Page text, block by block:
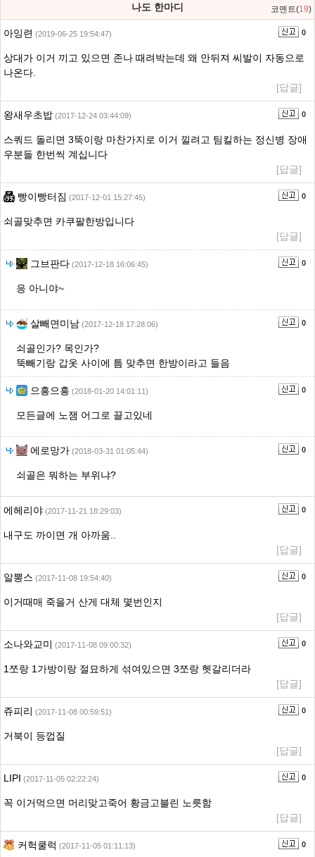
나도 한마디 코멘트(19)
아잉련 (2019-06-25 19:54:47) 0
상대가 이거 끼고 있으면 존나 때려박는데 왜 안뒤져 씨발이 자동으로
나온다.
[답글]
왕새우초밥 (2017-12-24 03:44:09) 0
스쿼드 돌리면 3뚝이랑 마찬가지로 이거 낄려고 팀킬하는 정신병 장애
우분들 한번씩 계십니다
[답글]
빵이빵터짐 (2017-12-01 15:27:45) 0
쇠골맞추면 카쿠팔한방입니다
[답글]
그브판다 (2017-12-18 16:06:45) 0
응 아니야~
살빼면미남 (2017-12-18 17:28:06) 0
쇠골인가? 목인가?
뚝빼기랑 갑옷 사이에 틈 맞추면 한방이라고 들음
으흥으흥 (2018-01-20 14:01:11) 0
모든글에 노잼 어그로 끌고있네
에로망가 (2018-03-31 01:05:44) 0
쇠골은 뭐하는 부위냐?
에헤리야 (2017-11-21 18:29:03) 0
내구도 까이면 개 아까움..
[답글]
알뽕스 (2017-11-08 19:54:40) 0
이거때매 죽을거 산게 대체 몇번인지
[답글]
소나와교미 (2017-11-08 09:00:32) 0
1쪼랑 1가방이랑 절묘하게 섞여있으면 3쪼랑 헷갈리더라
[답글]
쥬피리 (2017-11-08 00:59:51) 0
거북이 등껍질
[답글]
LIPI (2017-11-05 02:22:24) 0
꼭 이거먹으면 머리맞고죽어 황금고블린 노릇함
[답글]
커헉쿨럭 (2017-11-05 01:11:13) 0